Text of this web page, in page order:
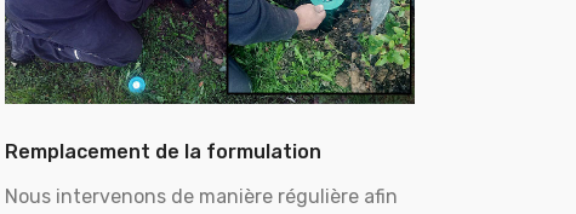
Remplacement de la formulation
Nous intervenons de manière régulière afin